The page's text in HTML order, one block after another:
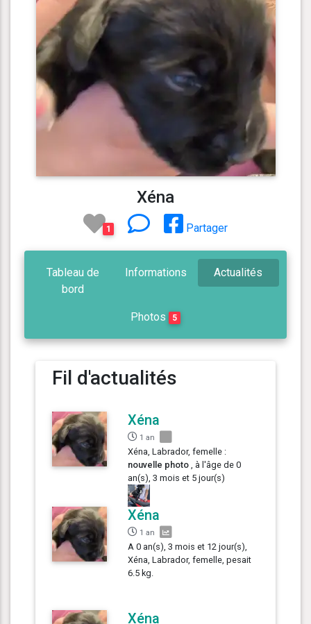
Xéna
1 Partager
Tableau de
bord
Informations Actualités
Photos 5
Fil d'actualités
Xéna
1 an
Xéna, Labrador, femelle :
nouvelle photo , à l'âge de 0
an(s), 3 mois et 5 jour(s)
Xéna
1 an
A 0 an(s), 3 mois et 12 jour(s),
Xéna, Labrador, femelle, pesait
6.5 kg.
Xéna